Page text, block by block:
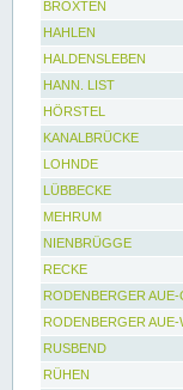
BROXTEN
HAHLEN
HALDENSLEBEN
HANN. LIST
HÖRSTEL
KANALBRÜCKE
LOHNDE
LÜBBECKE
MEHRUM
NIENBRÜGGE
RECKE
RODENBERGER AUE-
RODENBERGER AUE-
RUSBEND
RÜHEN